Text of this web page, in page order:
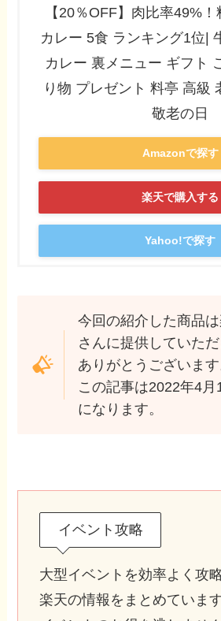
【20％OFF】肉比率49%
カレー 5食 ランキング1位|
カレー 裏メニュー ギフト
り物 プレゼント 料亭 高級
敬老の日
Amazonで探す
楽天で購入する
Yahoo!で探す
今回の紹介した商品
さんに提供していただ
ありがとうございます
この記事は2022年4月
になります。
イベント攻略
大型イベントを効率よく攻
楽天の情報をまとめています